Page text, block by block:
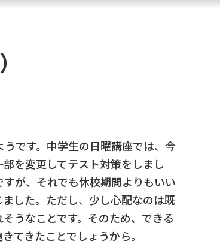
です。中学生の日曜講座では、今
を変更してテスト対策をしまし
が、それでも休校期間よりもいい
した。ただし、少し心配なのは既
うなことです。そのため、できる
てきたことでしょうから。